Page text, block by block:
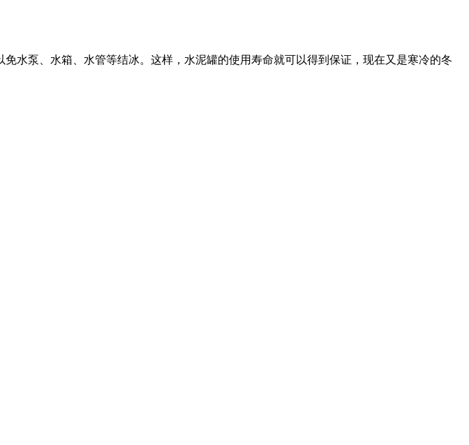
水泵、水箱、水管等结冰。这样，水泥罐的使用寿命就可以得到保证，现在又是寒冷的冬